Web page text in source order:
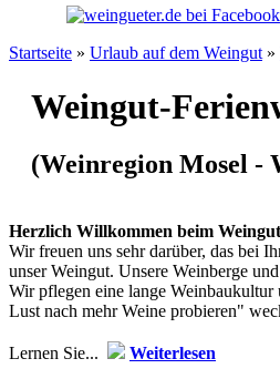
Startseite » Urlaub auf dem Weingut »
Weingut-
(Weinregion Mosel -
Herzlich Willkommen beim
Wir freuen uns sehr darüber, das bei
unser Weingut. Unsere Weinberge
Wir pflegen eine lange
Lust nach mehr Weine probieren"
Lernen Sie... Weiterlesen